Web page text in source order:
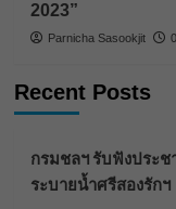
2023”
Parnicha Sasookjit
Recent Posts
กรมชลฯ รับฟังประ
ระบายน้ำศรีสองรักฯ